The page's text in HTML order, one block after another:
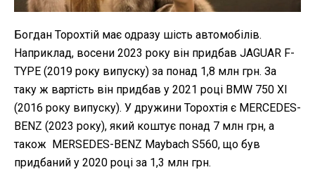
Богдан Торохтій має одразу шість автомобілів.
Наприклад, восени 2023 року він придбав JAGUAR F-
TYPE (2019 року випуску) за понад 1,8 млн грн. За
таку ж вартість він придбав у 2021 році BMW 750 XI
(2016 року випуску). У дружини Торохтія є MERCEDES-
BENZ (2023 року), який коштує понад 7 млн грн, а
також MERSEDES-BENZ Maybach S560, що був
придбаний у 2020 році за 1,3 млн грн.